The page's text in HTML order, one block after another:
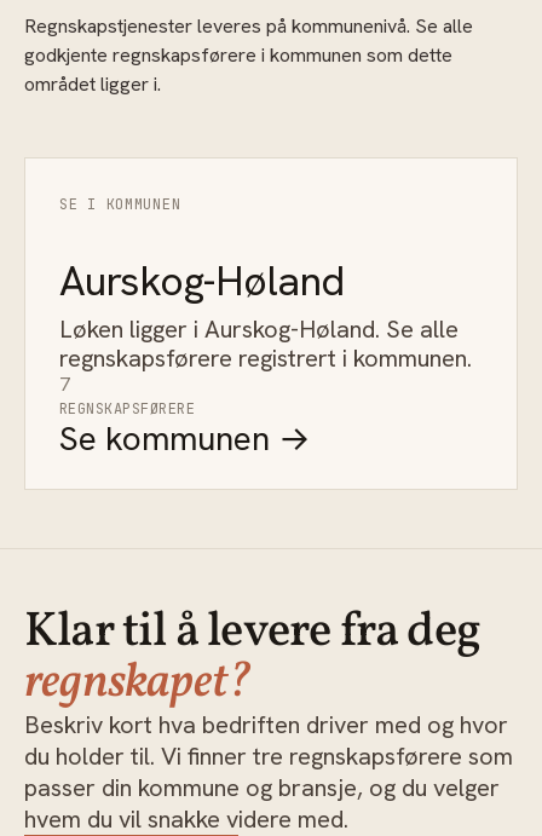
Regnskapstjenester leveres på kommunenivå. Se alle
godkjente regnskapsførere i kommunen som dette
området ligger i.
SE I KOMMUNEN
Aurskog-Høland
Løken ligger i Aurskog-Høland. Se alle
regnskapsførere registrert i kommunen.
7
REGNSKAPSFØRERE
Se kommunen →
Klar til å levere fra deg
regnskapet?
Beskriv kort hva bedriften driver med og hvor
du holder til. Vi finner tre regnskapsførere som
passer din kommune og bransje, og du velger
hvem du vil snakke videre med.